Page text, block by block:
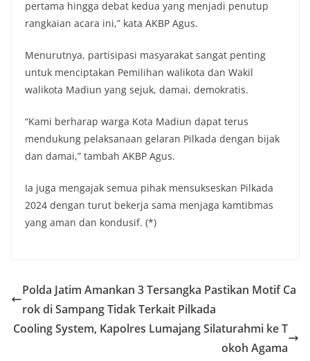
pertama hingga debat kedua yang menjadi penutup
rangkaian acara ini,” kata AKBP Agus.
Menurutnya, partisipasi masyarakat sangat penting
untuk menciptakan Pemilihan walikota dan Wakil
walikota Madiun yang sejuk, damai, demokratis.
“Kami berharap warga Kota Madiun dapat terus
mendukung pelaksanaan gelaran Pilkada dengan bijak
dan damai,” tambah AKBP Agus.
Ia juga mengajak semua pihak mensukseskan Pilkada
2024 dengan turut bekerja sama menjaga kamtibmas
yang aman dan kondusif. (*)
Polda Jatim Amankan 3 Tersangka Pastikan Motif Ca
rok di Sampang Tidak Terkait Pilkada
Cooling System, Kapolres Lumajang Silaturahmi ke T
okoh Agama